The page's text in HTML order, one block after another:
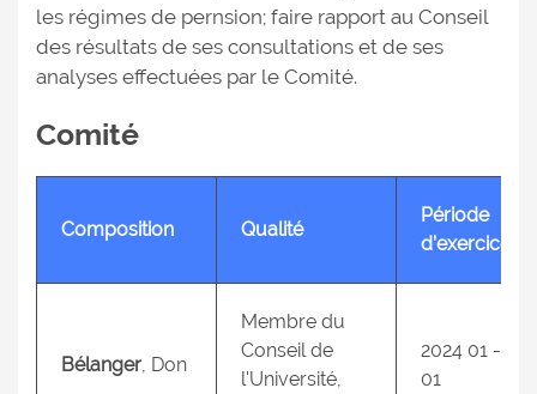
les régimes de pernsion; faire rapport au Conseil
des résultats de ses consultations et de ses
analyses effectuées par le Comité.
Comité
Composition Qualité
Période
d’exercice
Bélanger, Don
Membre du
Conseil de
l'Université,
2024 01 -
01